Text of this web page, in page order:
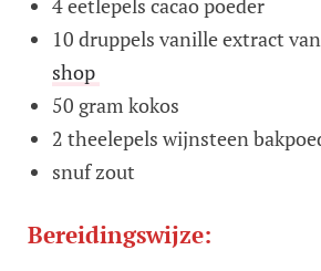
10 druppels vanille extract van
shop
50 gram kokos
2 theelepels wijnsteen
snuf zout
Bereidingswijze: